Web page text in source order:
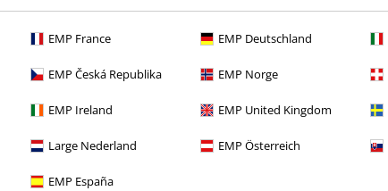
EMP France EMP Deutschland
EMP Česká Republika EMP Norge
EMP Ireland EMP United Kingdom
Large Nederland EMP Österreich
EMP España